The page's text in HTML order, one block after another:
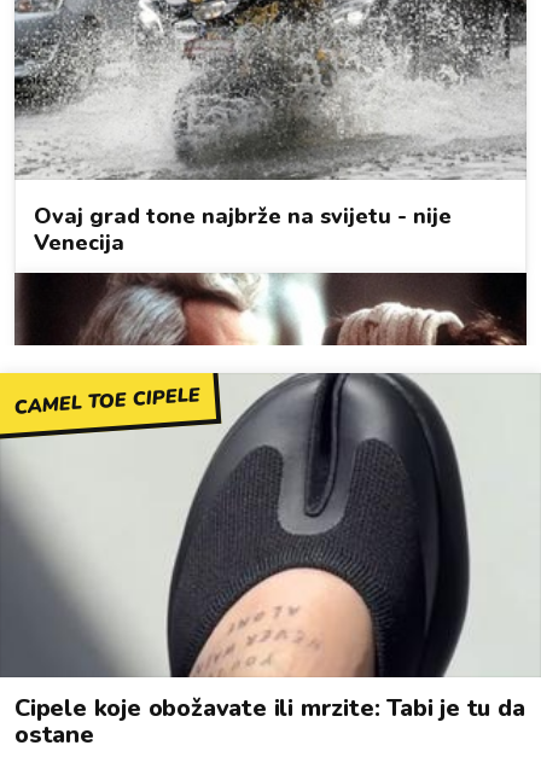
CAMEL TOE CIPELE
Cipele koje obožavate ili mrzite: Tabi je tu da
ostane